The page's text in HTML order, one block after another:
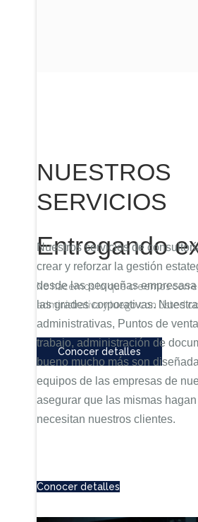
Entregando
No hacemos lo que creemos
administrativa y luego con Usted
Conocer detalles
NUESTROS
SERVICIOS
Nuestros servicios de
crear y reforzar la gestión
desde las pequeñas
las grades corporativas.
administrativas, Puntos de
trabajo, administración de
bueno mucho más son
equipos de las empresas de
asegurar que las mismas
necesitan nuestros clientes.
Conocer detalles